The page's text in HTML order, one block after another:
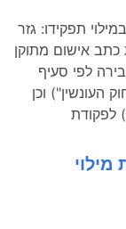
להלן גזר דין בנושא עונש על הפרעה לשוטר במילוי תפקידו: גזר
כתב אישום מתוקן
לפי סעיף
- 1977 (להלן: "חוק העונשין") וכן